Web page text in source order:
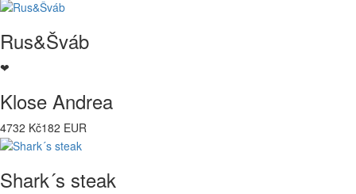
Rus&Šváb
❤
Klose Andrea
4732 Kč182 EUR
Shark´s steak